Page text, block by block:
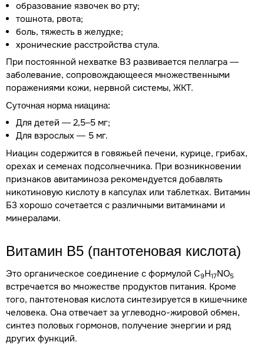
образование язвочек во рту;
тошнота, рвота;
боль, тяжесть в желудке;
хронические расстройства стула.
При постоянной нехватке В3 развивается пеллагра —
заболевание, сопровождающееся множественными
поражениями кожи, нервной системы, ЖКТ.
Суточная норма ниацина:
Для детей — 2,5–5 мг;
Для взрослых — 5 мг.
Ниацин содержится в говяжьей печени, курице, грибах,
орехах и семенах подсолнечника. При возникновении
признаков авитаминоза рекомендуется добавлять
никотиновую кислоту в капсулах или таблетках. Витамин
Б3 хорошо сочетается с различными витаминами и
минералами.
Витамин В5 (пантотеновая кислота)
Это органическое соединение с формулой C9H17NO5
встречается во множестве продуктов питания. Кроме
того, пантотеновая кислота синтезируется в кишечнике
человека. Она отвечает за углеводно-жировой обмен,
синтез половых гормонов, получение энергии и ряд
других функций.